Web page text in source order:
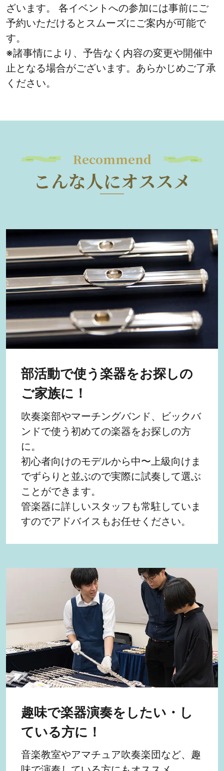
ざいます。 各イベントへの参加には事前にご
予約いただけるとスムーズにご案内が可能で
す。
※諸事情により、予告なく内容の変更や開催中
止となる場合がございます。あらかじめご了承
ください。
Recommend
こんな人にオススメ
部活動で使う楽器をお探しの
ご家族に！
吹奏楽部やマーチングバンド、ビックバ
ンドで使う初めての楽器をお探しの方
に。
初心者向けのモデルから中〜上級向けま
でずらりと並ぶので実際に試奏して選ぶ
ことができます。
管楽器に詳しいスタッフも常駐していま
すのでアドバイスもお任せください。
趣味で楽器演奏をしたい・し
ている方に！
音楽教室やアマチュア吹奏楽団など、趣